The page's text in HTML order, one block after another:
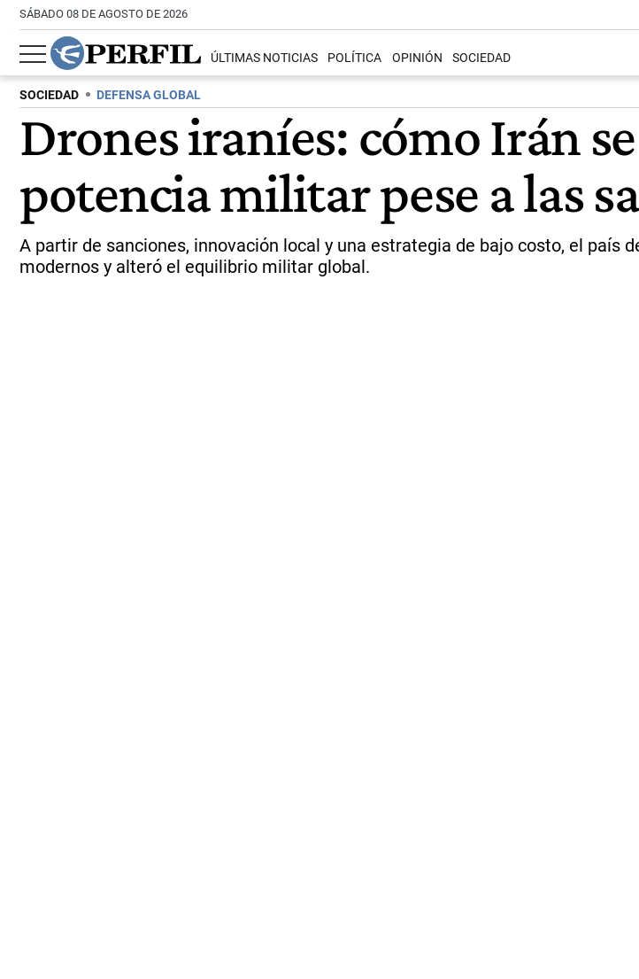
SÁBADO 08 DE AGOSTO DE 2026
ÚLTIMAS NOTICIAS POLÍTICA OPINIÓN SOCIEDAD
SOCIEDAD DEFENSA GLOBAL
Drones iraníes: cómo Irán
potencia militar pese a las
A partir de sanciones, innovación local y una estrategia de bajo costo, el país
modernos y alteró el equilibrio militar global.